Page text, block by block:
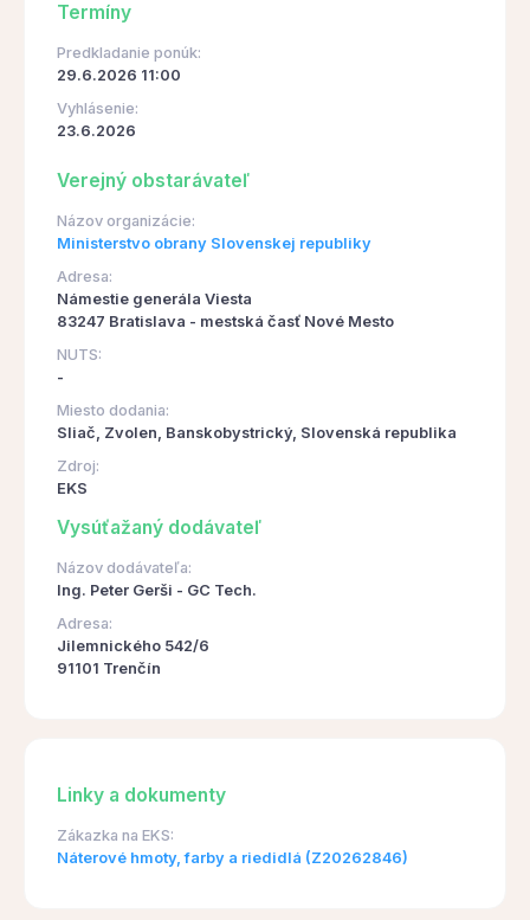
Termíny
Predkladanie ponúk:
29.6.2026 11:00
Vyhlásenie:
23.6.2026
Verejný obstarávateľ
Názov organizácie:
Ministerstvo obrany Slovenskej republiky
Adresa:
Námestie generála Viesta
83247 Bratislava - mestská časť Nové Mesto
NUTS:
-
Miesto dodania:
Sliač, Zvolen, Banskobystrický, Slovenská republika
Zdroj:
EKS
Vysúťažaný dodávateľ
Názov dodávateľa:
Ing. Peter Gerši - GC Tech.
Adresa:
Jilemnického 542/6
91101 Trenčín
Linky a dokumenty
Zákazka na EKS:
Náterové hmoty, farby a riedidlá (Z20262846)